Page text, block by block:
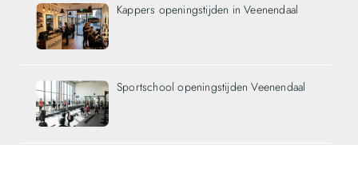
Kappers openingstijden in Veenendaal
Sportschool openingstijden Veenendaal